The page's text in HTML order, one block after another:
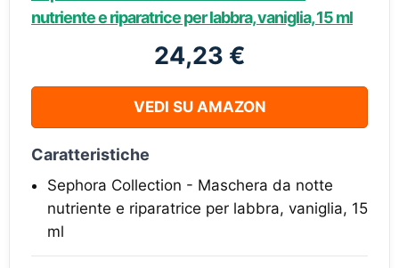
nutriente e riparatrice per labbra, vaniglia, 15 ml
24,23 €
VEDI SU AMAZON
Caratteristiche
Sephora Collection - Maschera da notte
nutriente e riparatrice per labbra, vaniglia, 15
ml